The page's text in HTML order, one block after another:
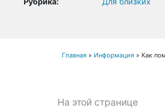
Главная » Информация » Как
На этой странице